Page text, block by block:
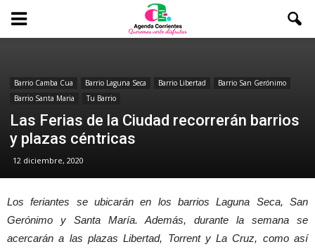
Barrio Camba Cua Barrio Laguna Seca Barrio Libertad
Barrio San Gerónimo
Barrio Santa Maria
Tu Barrio
Las Ferias de la Ciudad recorrerán barrios
y plazas céntricas
12 diciembre, 2020
Los feriantes se ubicarán en los barrios Laguna Seca, San
Gerónimo y Santa María. Además, durante la semana se
acercarán a las plazas Libertad, Torrent y La Cruz, como así